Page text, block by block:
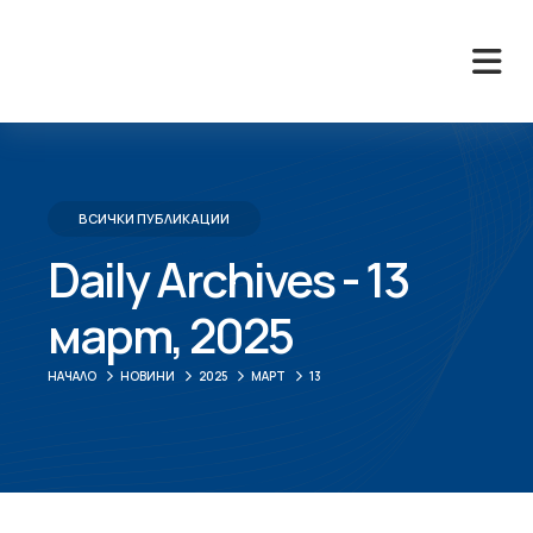
ВСИЧКИ ПУБЛИКАЦИИ
Daily Archives - 13
март, 2025
НАЧАЛО НОВИНИ 2025 МАРТ 13